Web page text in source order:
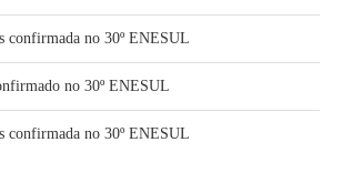
confirmada no 30º ENESUL
no 30º ENESUL
confirmada no 30º ENESUL